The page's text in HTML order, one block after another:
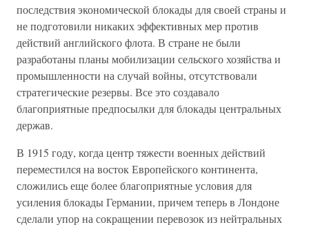
последствия экономической блокады для своей страны и
не подготовили никаких эффективных мер против
действий английского флота. В стране не были
разработаны планы мобилизации сельского хозяйства и
промышленности на случай войны, отсутствовали
стратегические резервы. Все это создавало
благоприятные предпосылки для блокады центральных
держав.
В 1915 году, когда центр тяжести военных действий
переместился на восток Европейского континента,
сложились еще более благоприятные условия для
усиления блокады Германии, причем теперь в Лондоне
сделали упор на сокращении перевозок из нейтральных